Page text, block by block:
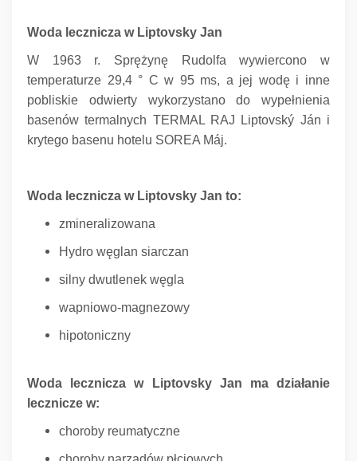
Woda lecznicza w Liptovsky Jan
W 1963 r. Sprężynę Rudolfa wywiercono w
temperaturze 29,4 ° C w 95 ms, a jej wodę i inne
pobliskie odwierty wykorzystano do wypełnienia
basenów termalnych TERMAL RAJ Liptovský Ján i
krytego basenu hotelu SOREA Máj.
Woda lecznicza w Liptovsky Jan to:
zmineralizowana
Hydro węglan siarczan
silny dwutlenek węgla
wapniowo-magnezowy
hipotoniczny
Woda lecznicza w Liptovsky Jan ma działanie
lecznicze w:
choroby reumatyczne